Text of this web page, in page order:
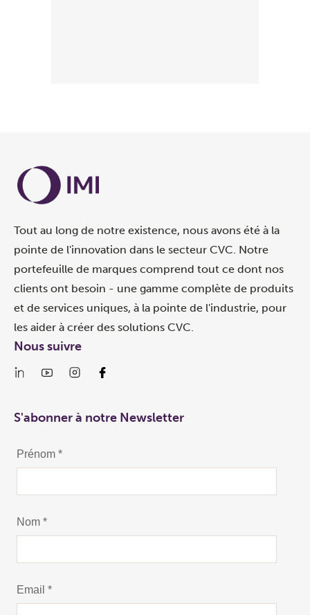
Tout au long de notre existence, nous avons été à la
pointe de l'innovation dans le secteur CVC. Notre
portefeuille de marques comprend tout ce dont nos
clients ont besoin - une gamme complète de produits
et de services uniques, à la pointe de l'industrie, pour
les aider à créer des solutions CVC.
Nous suivre
S'abonner à notre Newsletter